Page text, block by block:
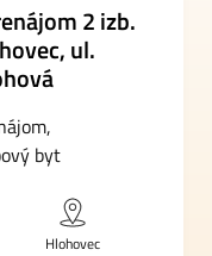
2 izb.
ul.
byt
Hlohovec